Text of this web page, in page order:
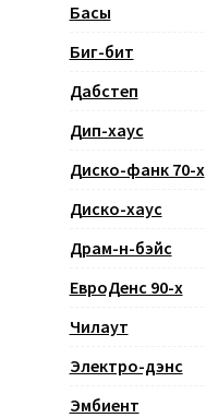
Басы
Биг-бит
Дабстеп
Дип-хаус
Диско-фанк 70-х
Диско-хаус
Драм-н-бэйс
ЕвроДенс 90-х
Чилаут
Электро-дэнс
Эмбиент